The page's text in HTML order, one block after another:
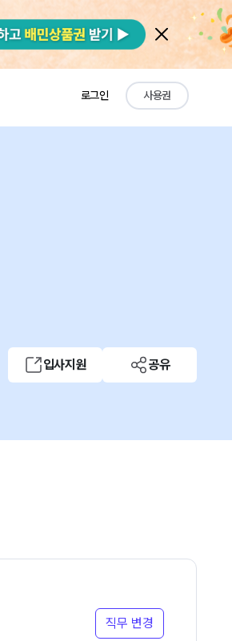
로그인 사용권
입사지원 공유
직무 변경